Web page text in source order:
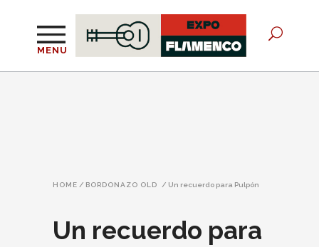
MENU
HOME / BORDONAZO OLD / Un recuerdo para Pulpón
Un recuerdo para